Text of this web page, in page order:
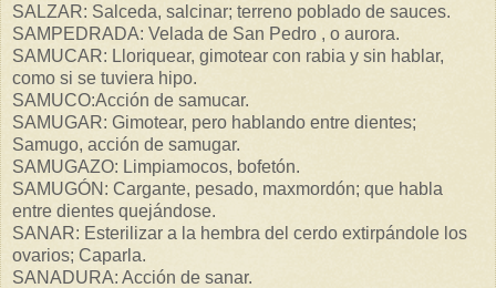
SALZAR: Salceda, salcinar; terreno poblado de sauces.
SAMPEDRADA: Velada de San Pedro , o aurora.
SAMUCAR: Lloriquear, gimotear con rabia y sin hablar,
como si se tuviera hipo.
SAMUCO:Acción de samucar.
SAMUGAR: Gimotear, pero hablando entre dientes;
Samugo, acción de samugar.
SAMUGAZO: Limpiamocos, bofetón.
SAMUGÓN: Cargante, pesado, maxmordón; que habla
entre dientes quejándose.
SANAR: Esterilizar a la hembra del cerdo extirpándole los
ovarios; Caparla.
SANADURA: Acción de sanar.